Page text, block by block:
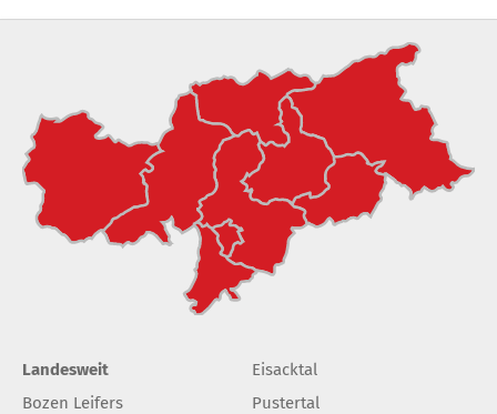
Landesweit
Bozen Leifers
Eisacktal
Pustertal